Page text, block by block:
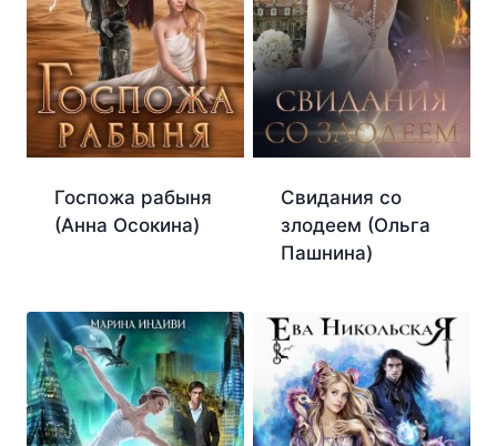
Госпожа рабыня
(Анна Осокина)
Свидания со
злодеем (Ольга
Пашнина)